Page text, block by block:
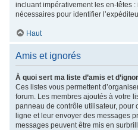
incluant impérativement les en-têtes
nécessaires pour identifier
Haut
Amis et ignorés
À quoi sert ma liste d’amis et
Ces listes vous permettent
forum. Les membres ajoutés à votre
panneau de contrôle utilisateur, pour
ligne et leur envoyer des messages
messages peuvent être mis en